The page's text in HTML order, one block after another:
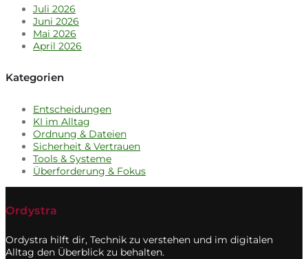
Juli 2026
Juni 2026
Mai 2026
April 2026
Kategorien
Entscheidungen
KI im Alltag
Ordnung & Dateien
Sicherheit & Vertrauen
Tools & Systeme
Überforderung & Fokus
Ordystra
Ordystra hilft dir, Technik zu verstehen und im digitalen
Alltag den Überblick zu behalten.